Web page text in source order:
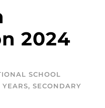
2024
SCHOOL
, SECONDARY